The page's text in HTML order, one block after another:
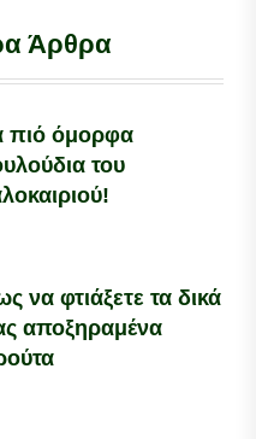
Άρθρα
πιό όμορφα
του
να φτιάξετε τα δικά
αποξηραμένα